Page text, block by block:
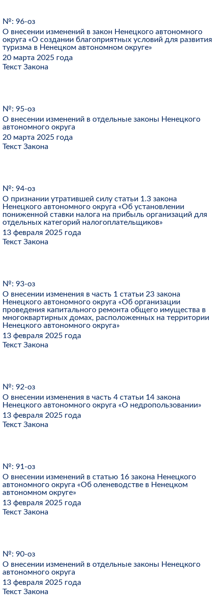
№: 96-оз
О внесении изменений в закон Ненецкого автономного
округа «О создании благоприятных условий для развития
туризма в Ненецком автономном округе»
20 марта 2025 года
Текст Закона
№: 95-оз
О внесении изменений в отдельные законы Ненецкого
автономного округа
20 марта 2025 года
Текст Закона
№: 94-оз
О признании утратившей силу статьи 1.3 закона
Ненецкого автономного округа «Об установлении
пониженной ставки налога на прибыль организаций для
отдельных категорий налогоплательщиков»
13 февраля 2025 года
Текст Закона
№: 93-оз
О внесении изменения в часть 1 статьи 23 закона
Ненецкого автономного округа «Об организации
проведения капитального ремонта общего имущества в
многоквартирных домах, расположенных на территории
Ненецкого автономного округа»
13 февраля 2025 года
Текст Закона
№: 92-оз
О внесении изменения в часть 4 статьи 14 закона
Ненецкого автономного округа «О недропользовании»
13 февраля 2025 года
Текст Закона
№: 91-оз
О внесении изменений в статью 16 закона Ненецкого
автономного округа «Об оленеводстве в Ненецком
автономном округе»
13 февраля 2025 года
Текст Закона
№: 90-оз
О внесении изменений в отдельные законы Ненецкого
автономного округа
13 февраля 2025 года
Текст Закона